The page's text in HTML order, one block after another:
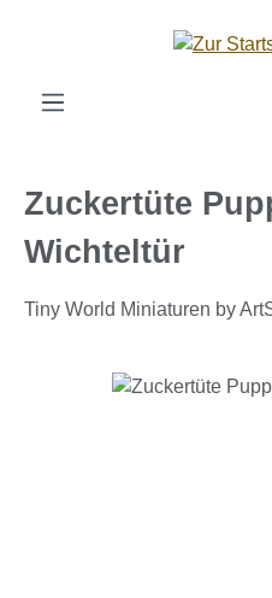
Zum Hauptinhalt springen
Zuckertüte
Wichteltür
Tiny World Miniaturen by
Bildergalerie überspringen